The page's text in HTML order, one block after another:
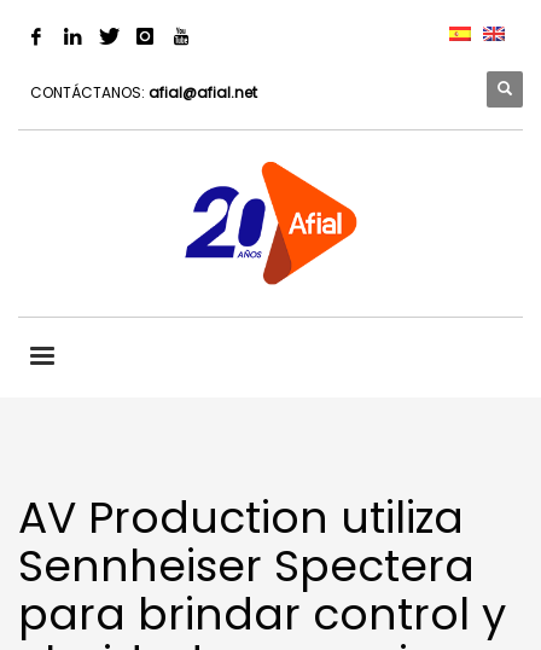
CONTÁCTANOS: afial@afial.net
AV Production utiliza
Sennheiser Spectera
para brindar control y